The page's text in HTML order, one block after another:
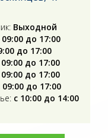
Выходной
09:00 до 17:00
до 17:00
09:00 до 17:00
09:00 до 17:00
09:00 до 17:00
с 10:00 до 14:00